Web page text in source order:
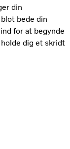
din
bede din
for at begynde
dig et skridt